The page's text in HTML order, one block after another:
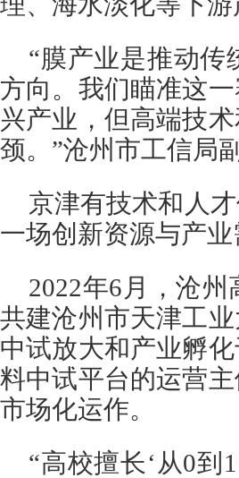
“膜产业是推动传
方向。我们瞄准这
兴产业，但高端技
颈。”沧州市工信局
京津有技术和人
一场创新资源与产
2022年6月，沧
共建沧州市天津工
中试放大和产业孵
料中试平台的运营
市场化运作。
“高校擅长‘从0到